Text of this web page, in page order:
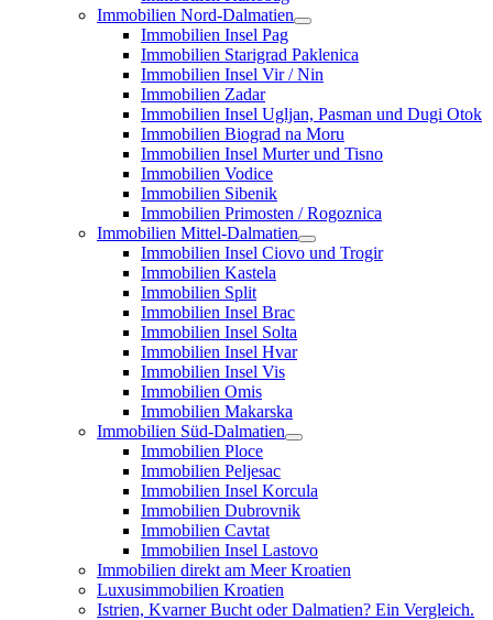
Immobilien Nord-Dalmatien
Immobilien Insel Pag
Immobilien Starigrad Paklenica
Immobilien Insel Vir / Nin
Immobilien Zadar
Immobilien Insel Ugljan, Pasman und Dugi Otok
Immobilien Biograd na Moru
Immobilien Insel Murter und Tisno
Immobilien Vodice
Immobilien Sibenik
Immobilien Primosten / Rogoznica
Immobilien Mittel-Dalmatien
Immobilien Insel Ciovo und Trogir
Immobilien Kastela
Immobilien Split
Immobilien Insel Brac
Immobilien Insel Solta
Immobilien Insel Hvar
Immobilien Insel Vis
Immobilien Omis
Immobilien Makarska
Immobilien Süd-Dalmatien
Immobilien Ploce
Immobilien Peljesac
Immobilien Insel Korcula
Immobilien Dubrovnik
Immobilien Cavtat
Immobilien Insel Lastovo
Immobilien direkt am Meer Kroatien
Luxusimmobilien Kroatien
Istrien, Kvarner Bucht oder Dalmatien? Ein Vergleich.